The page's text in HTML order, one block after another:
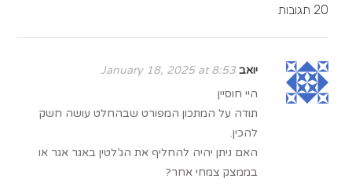
20 תגובות
יואב January 18, 2025 at 8:53
היי חוסיין
תודה על המתכון המפורט שבהחלט עושה חשק
להכין.
האם ניתן יהיה להחליף את הג’לטין באגר אגר או
בממצק צמחי אחר?